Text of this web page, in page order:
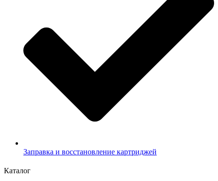
Заправка и восстановление картриджей
Каталог